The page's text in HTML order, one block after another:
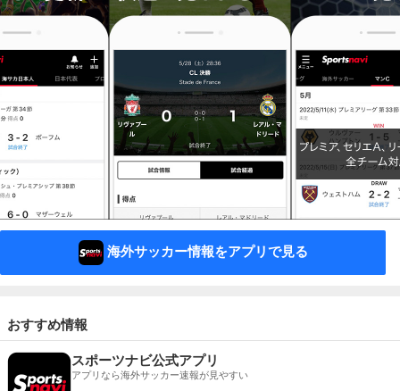
海外サッカー情報をアプリで見る
おすすめ情報
スポーツナビ公式アプリ
アプリなら海外サッカー速報が見やすい